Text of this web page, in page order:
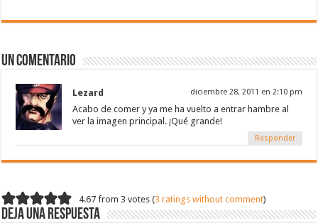
Un comentario
Lezard diciembre 28, 2011 en 2:10 pm
Acabo de comer y ya me ha vuelto a entrar hambre al
ver la imagen principal. ¡Qué grande!
Responder
4.67 from 3 votes (3 ratings without comment)
Deja una respuesta